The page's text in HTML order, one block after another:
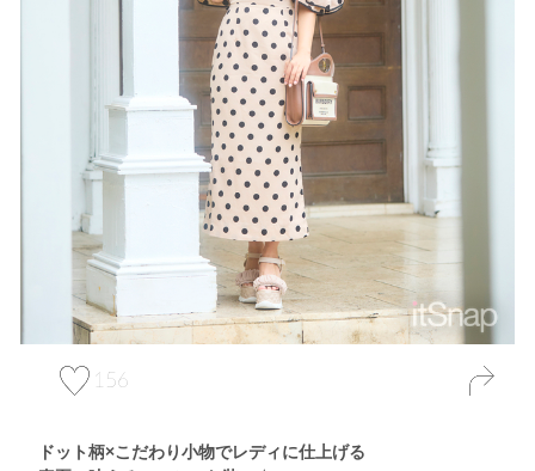
156
ドット柄×こだわり小物でレディに仕上げる